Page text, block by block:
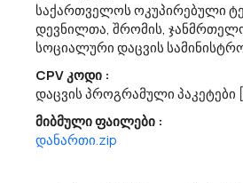
დაკავშირებით. დაინტერესების
მიმაგრებულ ფაილებში მითითებული
საქართველოს ოკუპირებული
დევნილთა, შრომის,
სოციალური დაცვის
CPV კოდი :
დაცვის პროგრამული პაკეტები
მიბმული ფაილები :
დანართი.zip